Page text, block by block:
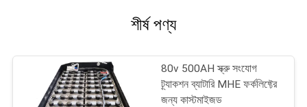
শীর্ষ পণ্য
80v 500AH স্ক্রু সংযোগ
ট্র্যাকশন ব্যাটারি MHE ফর্কলিফ্টের
জন্য কাস্টমাইজড